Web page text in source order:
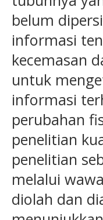
belum
informasi
kecemasan
untuk
informasi
perubahan
penelitian
penelitian
melalui
diolah dan